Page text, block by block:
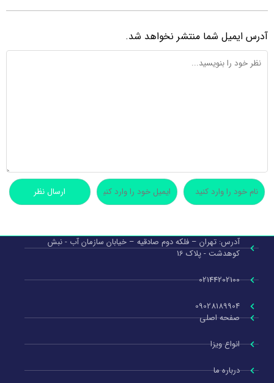
آدرس ایمیل شما منتشر نخواهد شد.
آدرس: تهران – فلکه دوم صادقیه – خیابان سازمان آب - نبش
کوهدشت - پلاک 16
02144202100
09028189904
صفحه اصلی
انواع ویزا
درباره ما